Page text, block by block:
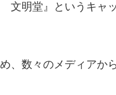
文明堂』というキャ
、数々のメディアか